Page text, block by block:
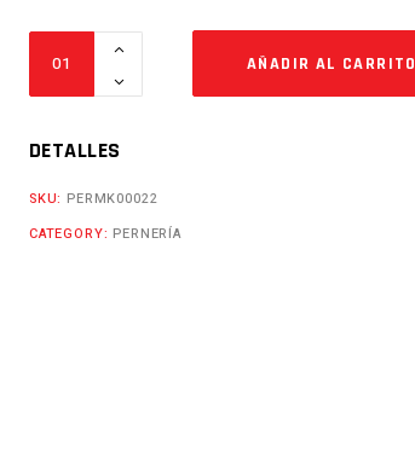
Cantidad
AÑADIR AL CARRITO
DETALLES
SKU: PERMK00022
CATEGORY: PERNERÍA